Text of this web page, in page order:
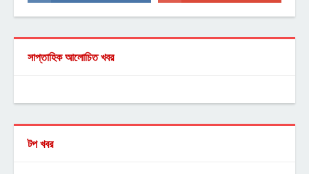
সাপ্তাহিক আলোচিত খবর
টপ খবর